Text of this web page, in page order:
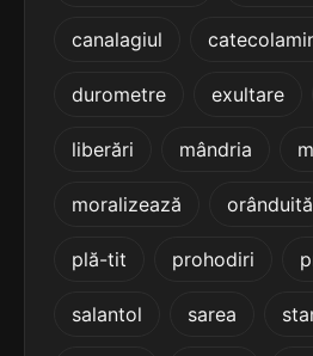
epitetului
eremitului
canalagiul
durometre exultare
liberări mândria
moralizează orânduită
plă-tit prohodiri
salantol sarea